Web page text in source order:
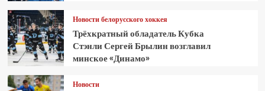
Новости белорусского хоккея
Трёхкратный обладатель Кубка
Стэнли Сергей Брылин возглавил
минское «Динамо»
Новости